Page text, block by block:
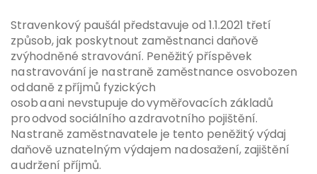
Stravenkový paušál představuje od 1.1.2021 třetí
způsob, jak poskytnout zaměstnanci daňově
zvýhodněné stravování. Peněžitý příspěvek
na stravování je na straně zaměstnance osvobozen
od daně z příjmů fyzických
osob a ani nevstupuje do vyměřovacích základů
pro odvod sociálního a zdravotního pojištění.
Na straně zaměstnavatele je tento peněžitý výdaj
daňově uznatelným výdajem na dosažení, zajištění
a udržení příjmů.